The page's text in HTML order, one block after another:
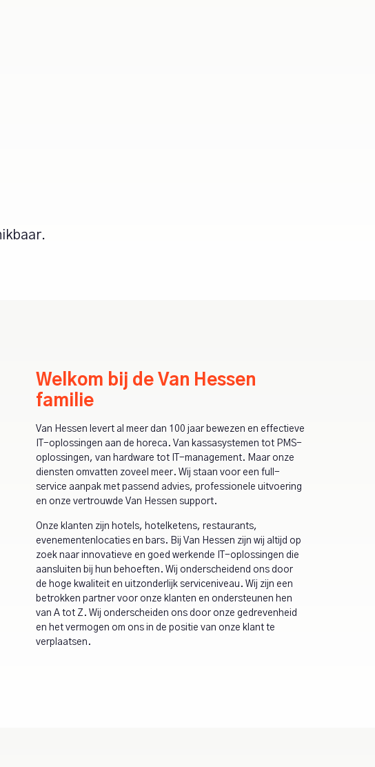
Welkom bij de Van Hessen
familie
Van Hessen levert al meer dan 100 jaar bewezen en effectieve
IT-oplossingen aan de horeca. Van kassasystemen tot PMS-
oplossingen, van hardware tot IT-management. Maar onze
diensten omvatten zoveel meer. Wij staan ​​voor een full-
service aanpak met passend advies, professionele uitvoering
en onze vertrouwde Van Hessen support.
Onze klanten zijn hotels, hotelketens, restaurants,
evenementenlocaties en bars. Bij Van Hessen zijn wij altijd op
zoek naar innovatieve en goed werkende IT-oplossingen die
aansluiten bij hun behoeften. Wij onderscheidend ons door
de hoge kwaliteit en uitzonderlijk serviceniveau. Wij zijn een
betrokken partner voor onze klanten en ondersteunen hen
van A tot Z. Wij onderscheiden ons door onze gedrevenheid
en het vermogen om ons in de positie van onze klant te
verplaatsen.